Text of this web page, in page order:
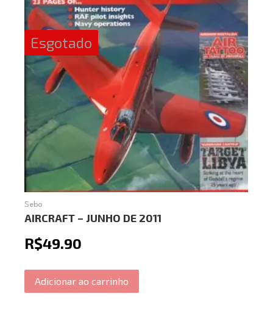
Esgotado
Sebo
AIRCRAFT – JUNHO DE 2011
R$49.90
Adicionar ao carrinho